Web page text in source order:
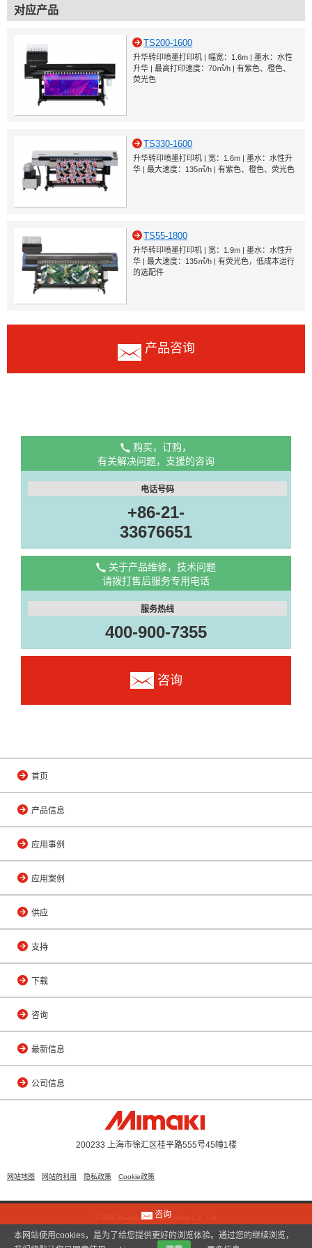
对应产品
TS200-1600
升华转印喷墨打印机 | 幅宽：1.6m | 墨水：水性
升华 | 最高打印速度：70㎡/h | 有紫色、橙色、
荧光色
TS330-1600
升华转印喷墨打印机 | 宽：1.6m | 墨水：水性升
华 | 最大速度：135㎡/h | 有紫色、橙色、荧光色
TS55-1800
升华转印喷墨打印机 | 宽：1.9m | 墨水：水性升
华 | 最大速度：135㎡/h | 有荧光色，低成本运行
的选配件
产品咨询
购买，订购，
有关解决问题，支援的咨询
电话号码
+86-21-
33676651
关于产品维修，技术问题
请拨打售后服务专用电话
服务热线
400-900-7355
咨询
首页
产品信息
应用事例
应用案例
供应
支持
下载
咨询
最新信息
公司信息
200233 上海市徐汇区桂平路555号45幢1楼
网站地图 网站的利用 隐私政策 Cookie政策
© 2011 Shanghai Mimaki Trading Co., Ltd.
沪公网安备 31010402000799号
咨询
本网站使用cookies，是为了给您提供更好的浏览体验。通过您的继续浏览，